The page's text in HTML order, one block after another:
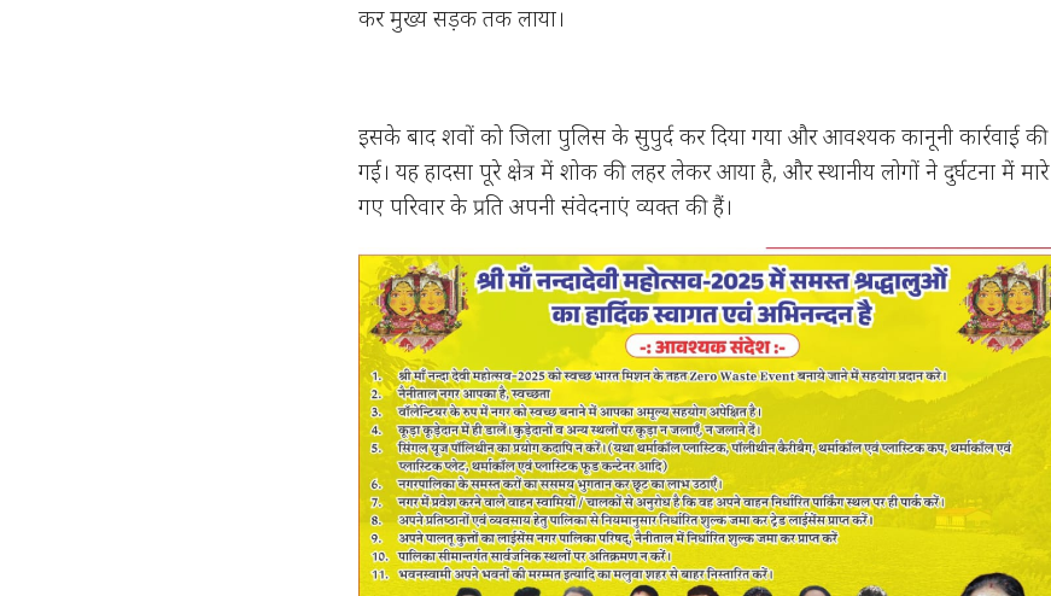
कर मुख्य सड़क तक लाया।
इसके बाद शवों को जिला पुलिस के सुपुर्द कर दिया गया और आवश्यक कानूनी कार्रवाई की
गई। यह हादसा पूरे क्षेत्र में शोक की लहर लेकर आया है, और स्थानीय लोगों ने दुर्घटना में मारे
गए परिवार के प्रति अपनी संवेदनाएं व्यक्त की हैं।